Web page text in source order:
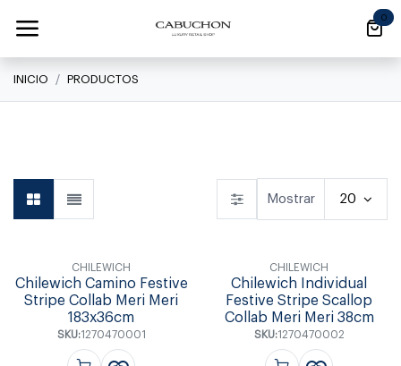
0
INICIO PRODUCTOS
Mostrar 20
CHILEWICH
Chilewich Camino Festive
Stripe Collab Meri Meri
183x36cm
SKU:1270470001
CHILEWICH
Chilewich Individual
Festive Stripe Scallop
Collab Meri Meri 38cm
SKU:1270470002